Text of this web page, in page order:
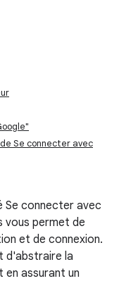
Se connecter avec
Se connecter avec
vous permet de
et de connexion.
d'abstraire la
assurant un